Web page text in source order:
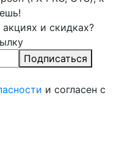
и скидках?
Подписаться
и согласен с